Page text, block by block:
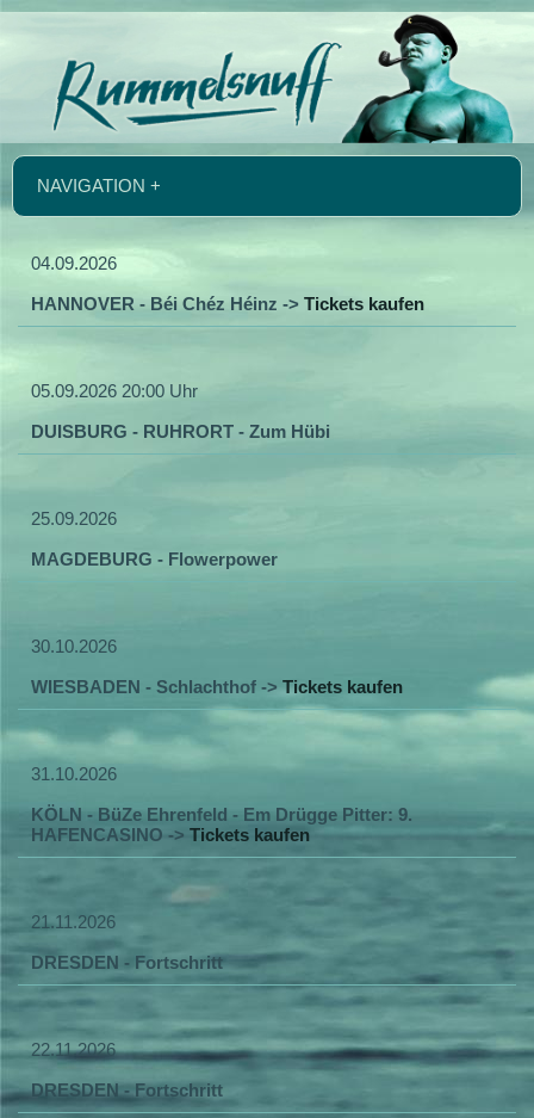
NAVIGATION +
04.09.2026
HANNOVER - Béi Chéz Héinz -> Tickets kaufen
05.09.2026 20:00 Uhr
DUISBURG - RUHRORT - Zum Hübi
25.09.2026
MAGDEBURG - Flowerpower
30.10.2026
WIESBADEN - Schlachthof -> Tickets kaufen
31.10.2026
KÖLN - BüZe Ehrenfeld - Em Drügge Pitter: 9.
HAFENCASINO -> Tickets kaufen
21.11.2026
DRESDEN - Fortschritt
22.11.2026
DRESDEN - Fortschritt